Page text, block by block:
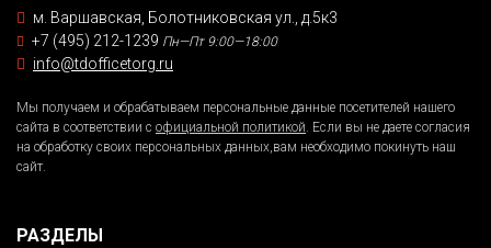
м. Варшавская, Болотниковская ул., д.5к3
+7 (495) 212-1239 Пн—Пт 9:00—18:00
info@tdofficetorg.ru
Мы получаем и обрабатываем персональные данные посетителей нашего
сайта в соответствии с официальной политикой. Если вы не даете согласия
на обработку своих персональных данных,вам необходимо покинуть наш
сайт.
РАЗДЕЛЫ